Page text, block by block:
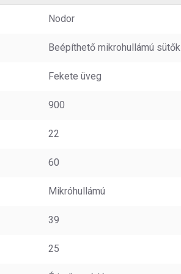
Nodor
Beépíthető mikrohullámú sütők
Fekete üveg
900
22
60
Mikróhullámú
39
25